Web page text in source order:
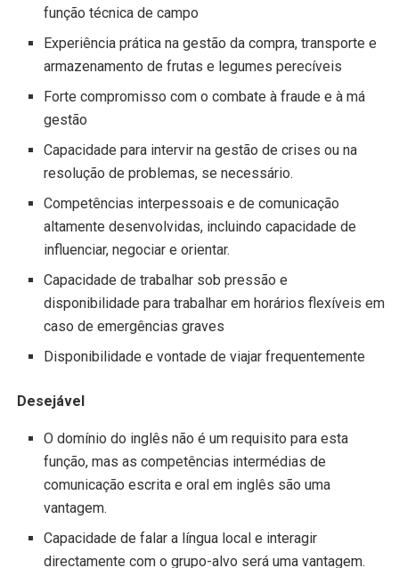
função técnica de campo
Experiência prática na gestão da compra, transporte e
armazenamento de frutas e legumes perecíveis
Forte compromisso com o combate à fraude e à má
gestão
Capacidade para intervir na gestão de crises ou na
resolução de problemas, se necessário.
Competências interpessoais e de comunicação
altamente desenvolvidas, incluindo capacidade de
influenciar, negociar e orientar.
Capacidade de trabalhar sob pressão e
disponibilidade para trabalhar em horários flexíveis em
caso de emergências graves
Disponibilidade e vontade de viajar frequentemente
Desejável
O domínio do inglês não é um requisito para esta
função, mas as competências intermédias de
comunicação escrita e oral em inglês são uma
vantagem.
Capacidade de falar a língua local e interagir
directamente com o grupo-alvo será uma vantagem.